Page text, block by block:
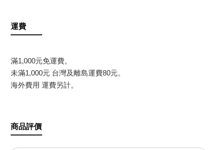
運費
滿1,000元免運費。
未滿1,000元 台灣及離島運費80元。
海外費用 運費另計。
商品評價